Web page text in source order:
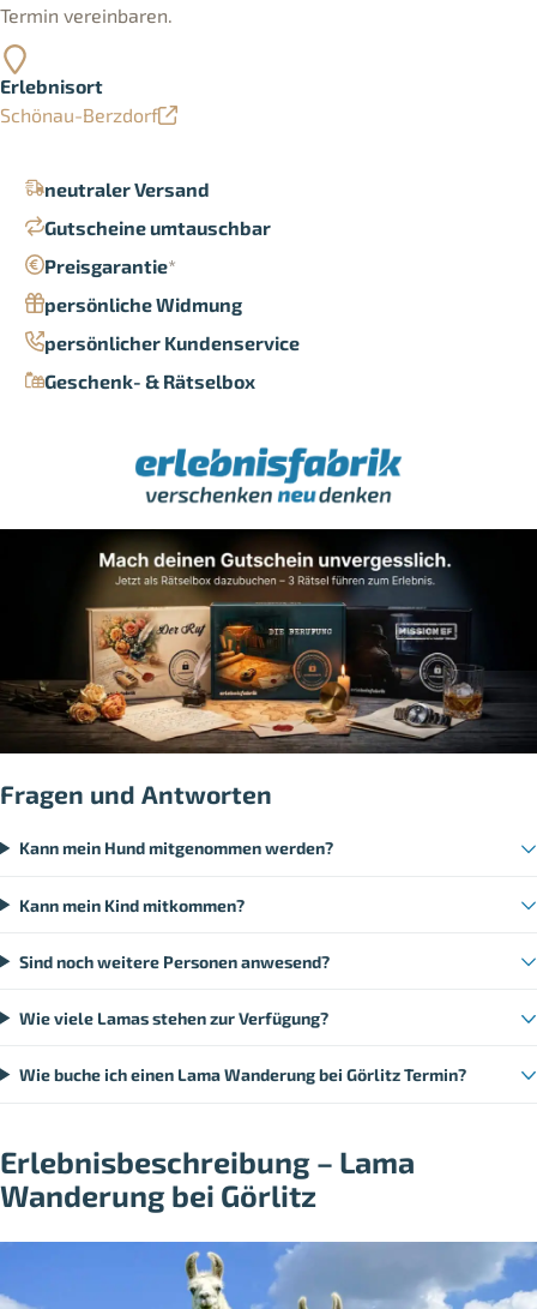
neutraler Versand
Gutscheine umtauschbar
Preisgarantie*
persönliche Widmung
persönlicher Kundenservice
Geschenk- & Rätselbox
Termin vereinbaren.
Erlebnisort
Schönau-Berzdorf
Fragen und Antworten
Kann mein Hund mitgenommen werden?
Kann mein Kind mitkommen?
Sind noch weitere Personen anwesend?
Wie viele Lamas stehen zur Verfügung?
Wie buche ich einen Lama Wanderung bei Görlitz Termin?
Erlebnisbeschreibung – Lama
Wanderung bei Görlitz